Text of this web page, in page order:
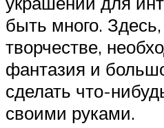
быть много.
творчестве,
фантазия и
сделать что-
своими руками.